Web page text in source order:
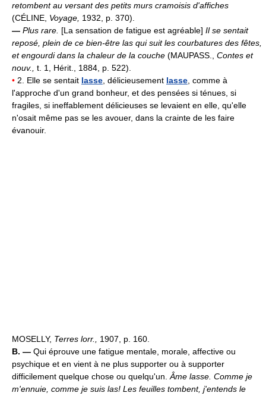
retombent au versant des petits murs cramoisis d'affiches
(CÉLINE, Voyage, 1932, p. 370).
— Plus rare. [La sensation de fatigue est agréable] Il se sentait
reposé, plein de ce bien-être las qui suit les courbatures des fêtes,
et engourdi dans la chaleur de la couche (MAUPASS., Contes et
nouv., t. 1, Hérit., 1884, p. 522).
• 2. Elle se sentait lasse, délicieusement lasse, comme à
l'approche d'un grand bonheur, et des pensées si ténues, si
fragiles, si ineffablement délicieuses se levaient en elle, qu'elle
n'osait même pas se les avouer, dans la crainte de les faire
évanouir.
MOSELLY, Terres lorr., 1907, p. 160.
B. — Qui éprouve une fatigue mentale, morale, affective ou
psychique et en vient à ne plus supporter ou à supporter
difficilement quelque chose ou quelqu'un.Âme lasse. Comme je
m'ennuie, comme je suis las! Les feuilles tombent, j'entends le